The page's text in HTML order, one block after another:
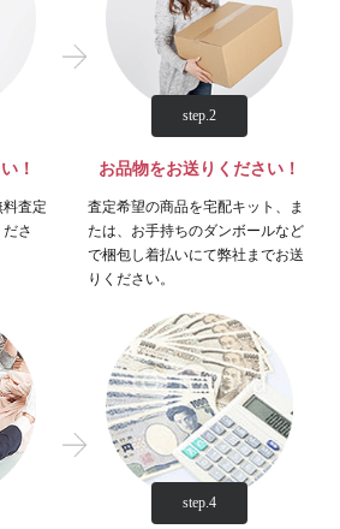
！
査定
さ
step.2
お品物をお送りください！
査定希望の商品を宅配キット、ま
たは、お手持ちのダンボールなど
で梱包し着払いにて弊社までお送
りください。
step.4